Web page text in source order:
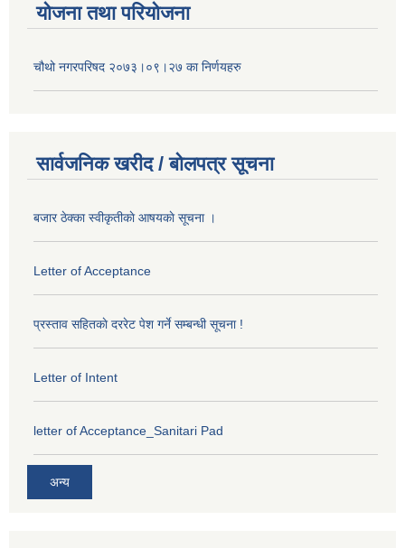
योजना तथा परियोजना
चौथो नगरपरिषद २०७३।०९।२७ का निर्णयहरु
सार्वजनिक खरीद / बोलपत्र सूचना
बजार ठेक्का स्वीकृतीकाे आषयकाे सूचना ।
Letter of Acceptance
प्रस्ताव सहितकाे दररेट पेश गर्ने सम्बन्धी सूचना !
Letter of Intent
letter of Acceptance_Sanitari Pad
अन्य